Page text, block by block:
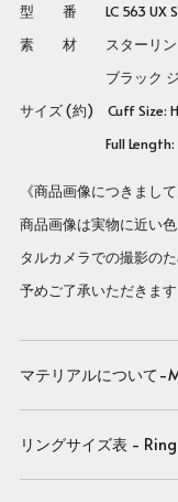
型 番 LC 563 UX
素 材 スターリング
ブラック ジルコ
サイズ (約) Cuff Size:
Full Length: 12.5
《商品画像につきまして
商品画像は実物に近い
タルカメラでの撮影の
予めご了承いただきま
マテリアルについて-
リングサイズ表 -